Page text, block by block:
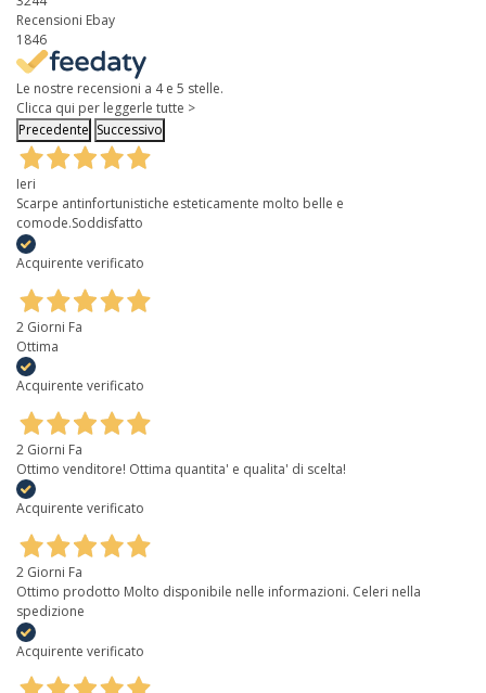
Recensioni Ebay
1846
Le nostre recensioni a 4 e 5 stelle.
Clicca qui per leggerle tutte >
Precedente Successivo
Ieri
Scarpe antinfortunistiche esteticamente molto belle e
comode.Soddisfatto
Acquirente verificato
2 Giorni Fa
Ottima
Acquirente verificato
2 Giorni Fa
Ottimo venditore! Ottima quantita' e qualita' di scelta!
Acquirente verificato
2 Giorni Fa
Ottimo prodotto Molto disponibile nelle informazioni. Celeri nella
spedizione
Acquirente verificato